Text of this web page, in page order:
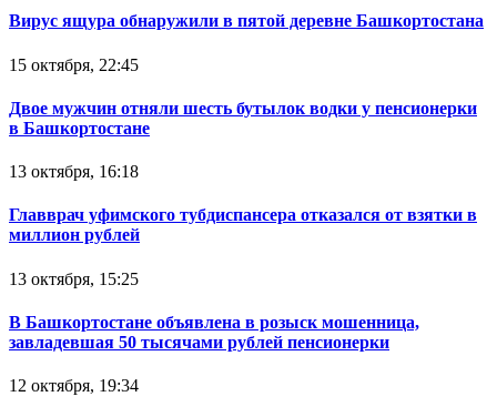
Вирус ящура обнаружили в пятой деревне Башкортостана
15 октября, 22:45
Двое мужчин отняли шесть бутылок водки у пенсионерки
в Башкортостане
13 октября, 16:18
Главврач уфимского тубдиспансера отказался от взятки в
миллион рублей
13 октября, 15:25
В Башкортостане объявлена в розыск мошенница,
завладевшая 50 тысячами рублей пенсионерки
12 октября, 19:34